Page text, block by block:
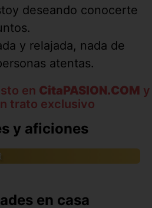
deseando conocerte
y relajada, nada de
atentas.
en CitaPASION.COM y
trato exclusivo
y aficiones
en casa